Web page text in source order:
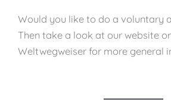
Would you like to do a voluntary
Then take a look at our website
Weltwegweiser for more general